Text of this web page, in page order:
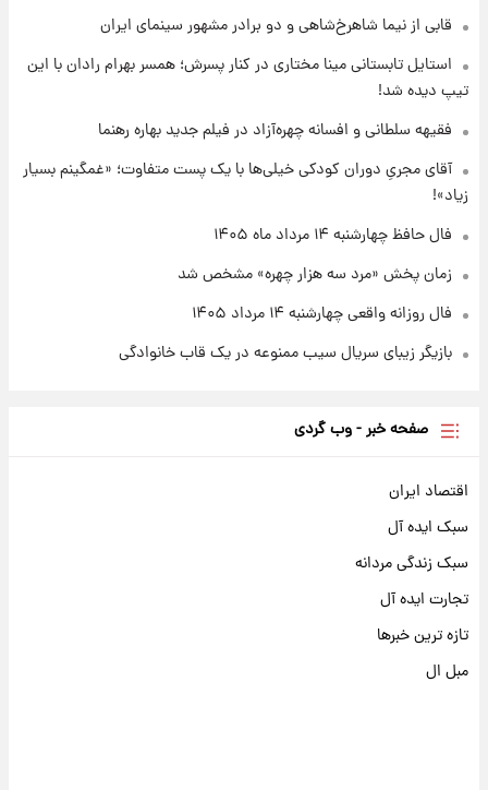
۲۲ ساعت پیش
مدرسه میناب؛ «باید سیلی محکمی به صورت
۲۳ ساعت پیش
۱۴۰۵/کاهش قیمت طلا و سکه
قابی از نیما شاهرخ‌شاهی و دو برادر مشهور سینمای ایران
استایل تابستانی مینا مختاری در کنار پسرش؛ همسر بهرام رادان با این
تیپ دیده شد!
فقیهه سلطانی و افسانه چهره‌آزاد در فیلم جدید بهاره رهنما
آقای مجریِ دوران کودکی خیلی‌ها با یک پست متفاوت؛ «غمگینم بسیار
زیاد»!
فال حافظ چهارشنبه ۱۴ مرداد ماه ۱۴۰۵
زمان پخش «مرد سه هزار چهره» مشخص شد
فال روزانه واقعی چهارشنبه ۱۴ مرداد ۱۴۰۵
بازیگر زیبای سریال سیب ممنوعه در یک قاب خانوادگی
صفحه خبر - وب گردی
اقتصاد ایران
سبک ایده آل
سبک زندگی مردانه
تجارت ایده آل
تازه ترین خبرها
مبل ال